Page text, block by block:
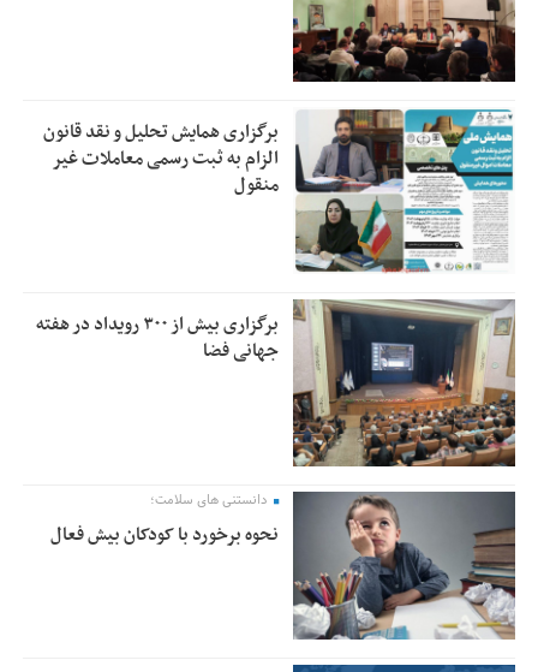
برگزاری همایش تحلیل و نقد قانون
الزام به ثبت رسمی معاملات غیر
منقول
برگزاری بیش از ۳۰۰ رویداد در هفته
جهانی فضا
دانستنی های سلامت؛
نحوه برخورد با کودکان بیش فعال